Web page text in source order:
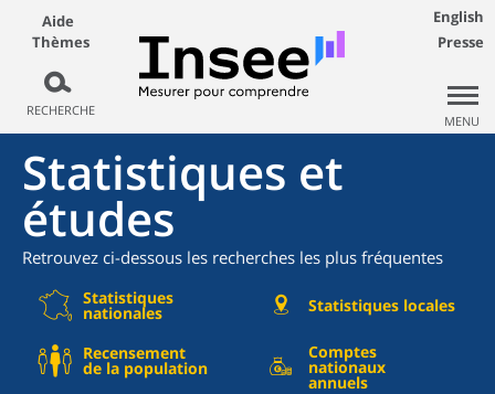
Aide
Thèmes
RECHERCHE
English
Presse
MENU
Statistiques et
études
Retrouvez ci-dessous les recherches les plus fréquentes
Statistiques
nationales Statistiques locales
Recensement
de la population
Comptes
nationaux
annuels